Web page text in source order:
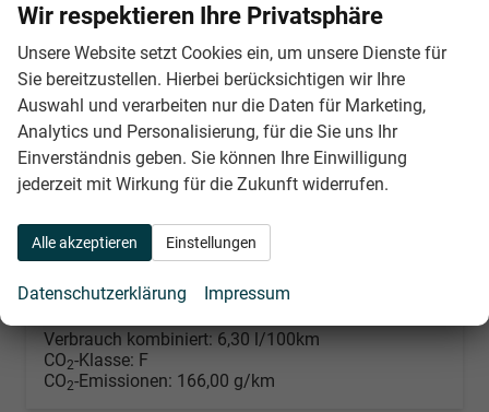
Volkswagen Tiguan
R-Line 2.0 TDI 4Motion 193PS/142kW DSG7 2026
unverbindliche Lieferzeit: Ca. 4 Monate Neuwagen
Fahrzeugnr. 31293
Kraftstoff Diesel Leistung
Nach Login Wir rufen Sie an
Verbrauch kombiniert: 6,30 l/100km
CO2-Klasse: F
CO2-Emissionen: 166,00 g/km
Wir respektieren Ihre Privatsphäre
Unsere Website setzt Cookies ein, um unsere Dienste für
Sie bereitzustellen. Hierbei berücksichtigen wir Ihre
Auswahl und verarbeiten nur die Daten für Marketing,
Analytics und Personalisierung, für die Sie uns Ihr
Einverständnis geben. Sie können Ihre Einwilligung
jederzeit mit Wirkung für die Zukunft widerrufen.
Alle akzeptieren Einstellungen
Datenschutzerklärung Impressum